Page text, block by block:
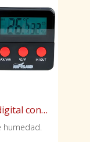
Higrómetro-termómetro digital con sonda
humedad.